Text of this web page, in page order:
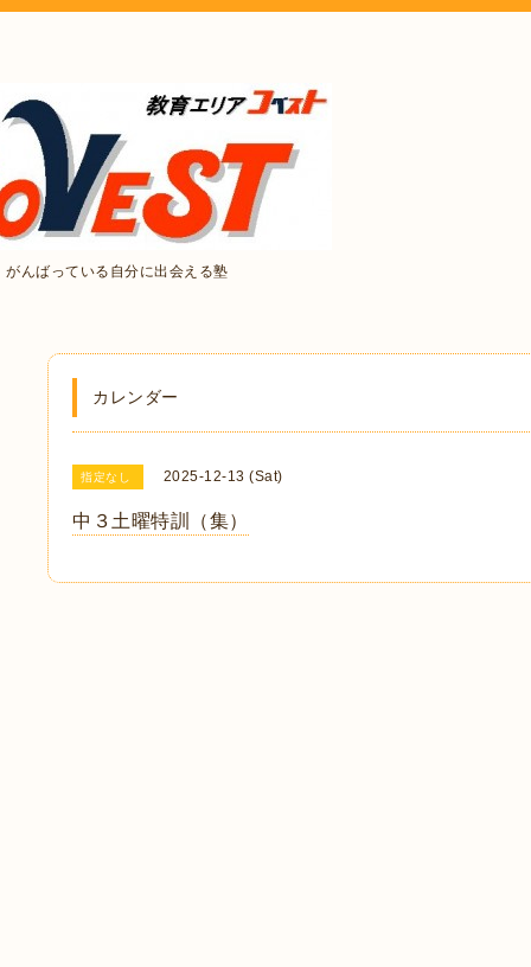
んばっている自分に出会える塾
カレンダー
指定なし 2025-12-13 (Sat)
中３土曜特訓（集）